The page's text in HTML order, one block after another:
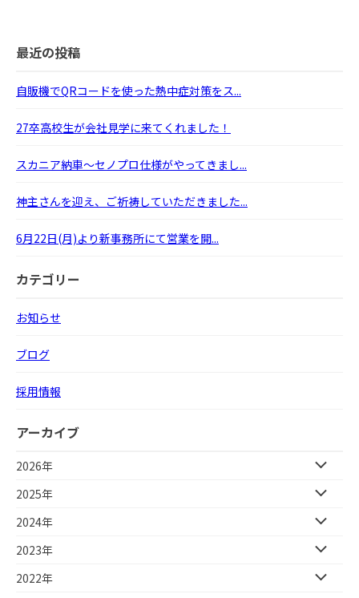
最近の投稿
自販機でQRコードを使った熱中症対策をス...
27卒高校生が会社見学に来てくれました！
スカニア納車～セノプロ仕様がやってきまし...
神主さんを迎え、ご祈祷していただきました...
6月22日(月)より新事務所にて営業を開...
カテゴリー
お知らせ
ブログ
採用情報
アーカイブ
2026年
2025年
2024年
2023年
2022年